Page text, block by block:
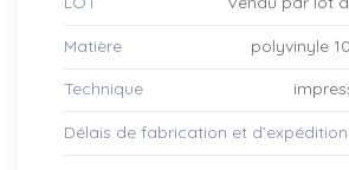
Matière polyvinyle
Technique
Délais de fabrication et d’expédition